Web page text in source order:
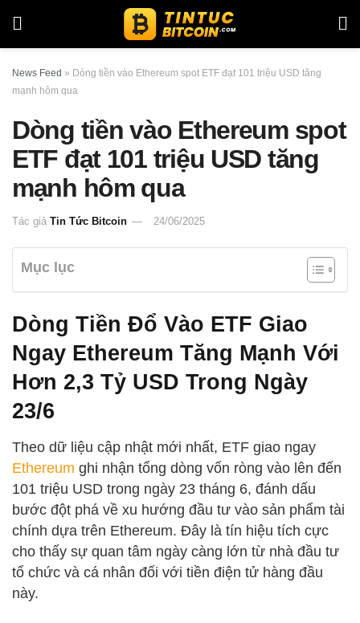
News Feed » Dòng tiền vào Ethereum spot ETF đạt 101 triệu USD tăng
mạnh hôm qua
Dòng tiền vào Ethereum spot
ETF đạt 101 triệu USD tăng
mạnh hôm qua
Tác giả Tin Tức Bitcoin 24/06/2025
Mục lục
Dòng Tiền Đổ Vào ETF Giao
Ngay Ethereum Tăng Mạnh Với
Hơn 2,3 Tỷ USD Trong Ngày
23/6
Theo dữ liệu cập nhật mới nhất, ETF giao ngay
Ethereum ghi nhận tổng dòng vốn ròng vào lên đến
101 triệu USD trong ngày 23 tháng 6, đánh dấu
bước đột phá về xu hướng đầu tư vào sản phẩm tài
chính dựa trên Ethereum. Đây là tín hiệu tích cực
cho thấy sự quan tâm ngày càng lớn từ nhà đầu tư
tổ chức và cá nhân đối với tiền điện tử hàng đầu
này.